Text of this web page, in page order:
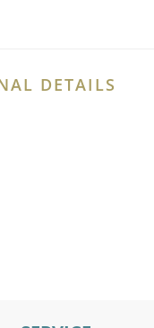
DETAILS